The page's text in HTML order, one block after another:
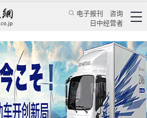
电子报刊
咨询
日中经营者
身影与霸凌的暗影